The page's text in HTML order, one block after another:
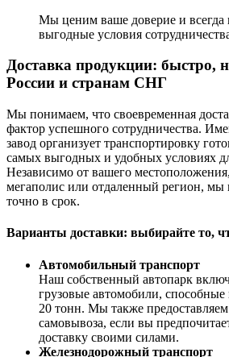
Мы ценим ваше доверие и всегда
выгодные условия
Доставка продукции: быстро,
России и странам СНГ
Мы понимаем, что своевременная
фактор успешного сотрудничества.
завод организует транспортировку
самых выгодных и удобных условиях
Независимо от вашего
мегаполис или отдаленный регион, мы
точно в срок.
Варианты доставки: выбирайте то,
Автомобильный транспорт
Наш собственный автопарк
грузовые автомобили, способные
20 тонн. Мы также
самовывоза, если вы
доставку своими силами.
Железнодорожный транспорт